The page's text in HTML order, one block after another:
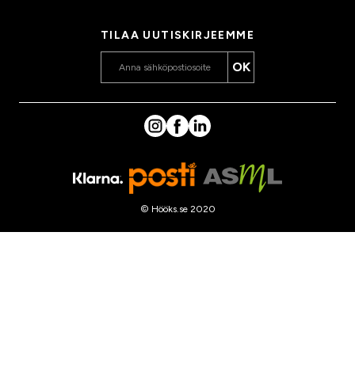
TILAA UUTISKIRJEEMME
OK
© Hööks.se 2020